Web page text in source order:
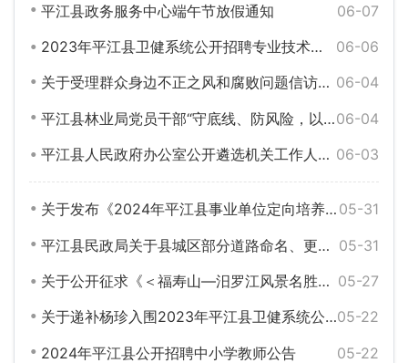
06-07
平江县政务服务中心端午节放假通知
06-06
2023年平江县卫健系统公开招聘专业技术人员拟聘用人员名单公示
06-04
关于受理群众身边不正之风和腐败问题信访举报的公告
06-04
平江县林业局党员干部“守底线、防风险，以正确方式履职用权”正负面清单
06-03
平江县人民政府办公室公开遴选机关工作人员实施方案
05-31
关于发布《2024年平江县事业单位定向培养招生简章》的公告
05-31
平江县民政局关于县城区部分道路命名、更名和撤销命名的公告
05-27
关于公开征求《＜福寿山—汨罗江风景名胜区总体规划（2022—2035年）＞批前公示》意见的结果反馈
05-22
关于递补杨珍入围2023年平江县卫健系统公开招聘专业技术人员体检环节的公告
05-22
2024年平江县公开招聘中小学教师公告